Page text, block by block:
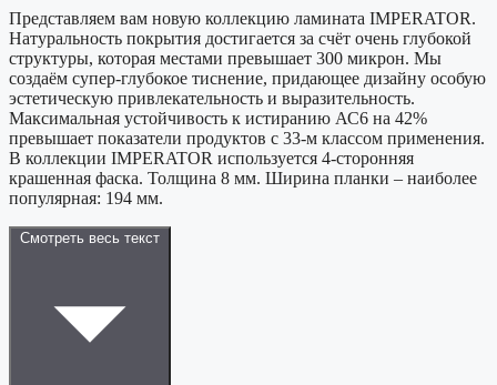
Представляем вам новую коллекцию ламината IMPERATOR.
Натуральность покрытия достигается за счёт очень глубокой
структуры, которая местами превышает 300 микрон. Мы
создаём супер-глубокое тиснение, придающее дизайну особую
эстетическую привлекательность и выразительность.
Максимальная устойчивость к истиранию АС6 на 42%
превышает показатели продуктов с 33-м классом применения.
В коллекции IMPERATOR используется 4-сторонняя
крашенная фаска. Толщина 8 мм. Ширина планки – наиболее
популярная: 194 мм.
Смотреть весь текст